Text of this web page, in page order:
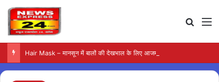
Hair Mask – मानसून में बालों की देखभाल के लिए आजमाएं अंडे का मास्क